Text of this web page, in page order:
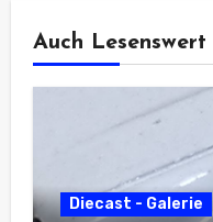
Auch Lesenswert
Diecast - Galerie